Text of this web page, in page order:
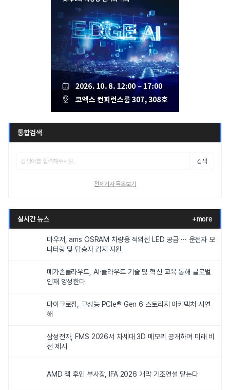
통합검색
검색
전체기사 목록보기
실시간 뉴스 +more
마우저, ams OSRAM 차량용 적외선 LED 공급 ··· 운전자 모
니터링 및 탑승자 감지 지원
메가존클라우드, AI·클라우드 기술 및 혁신 교육 통해 글로벌
인재 양성한다
마이크로칩, 고성능 PCIe® Gen 6 스토리지 아키텍처 시연
해
삼성전자, FMS 2026서 차세대 3D 메모리 공개하며 미래 비
전 제시
AMD 잭 후인 부사장, IFA 2026 개막 기조연설 맡는다